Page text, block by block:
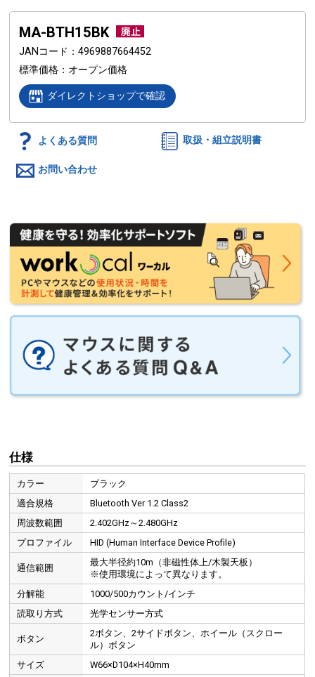
MA-BTH15BK
JANコード
4969887664452
標準価格
オープン価格
ダイレクトショップで確認
よくある質問 取扱・組立説明書
お問い合わせ
仕様
カラー
ブラック
適合規格
Bluetooth Ver 1.2 Class2
周波数範囲
2.402GHz～2.480GHz
プロファイル
HID (Human Interface Device Profile)
通信範囲
最大半径約10m（非磁性体上/木製天板）
※使用環境によって異なります。
分解能
1000/500カウント/インチ
読取り方式
光学センサー方式
ボタン
2ボタン、2サイドボタン、ホイール（スクロー
ル）ボタン
サイズ
W66×D104×H40mm